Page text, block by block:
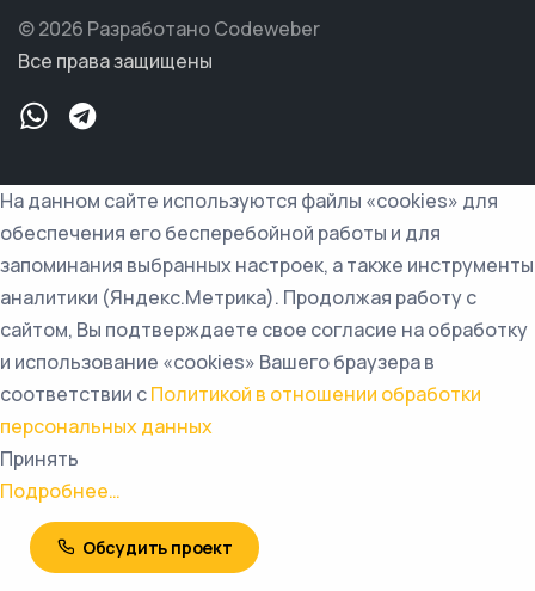
© 2026 Разработано Codeweber
Все права защищены
На данном сайте используются файлы «cookies» для
обеспечения его бесперебойной работы и для
запоминания выбранных настроек, а также инструменты
аналитики (Яндекс.Метрика). Продолжая работу с
сайтом, Вы подтверждаете свое согласие на обработку
и использование «cookies» Вашего браузера в
соответствии сПолитикой в отношении обработки
персональных данных
Принять
Подробнее…
Обсудить проект